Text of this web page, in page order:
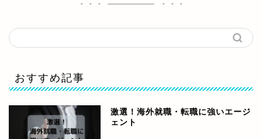
おすすめ記事
激選！海外就職・転職に強いエージ
ェント